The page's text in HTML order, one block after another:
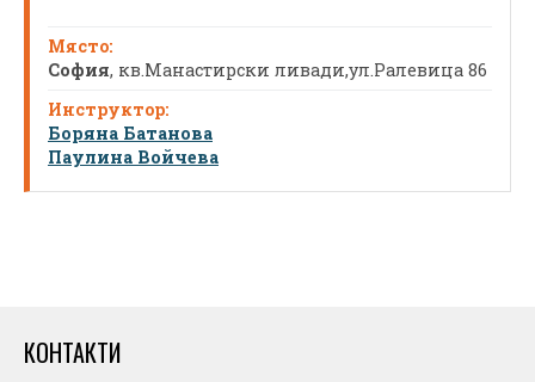
София, кв.Манастирски ливади,ул.Ралевица 86
Боряна Батанова
Паулина Войчева
КОНТАКТИ